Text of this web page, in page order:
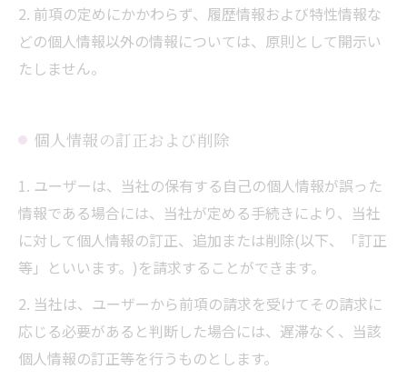
2. 前項の定めにかかわらず、履歴情報および特性情報な
どの個人情報以外の情報については、原則として開示い
たしません。
個人情報の訂正および削除
1. ユーザーは、当社の保有する自己の個人情報が誤った
情報である場合には、当社が定める手続きにより、当社
に対して個人情報の訂正、追加または削除(以下、「訂正
等」といいます。)を請求することができます。
2. 当社は、ユーザーから前項の請求を受けてその請求に
応じる必要があると判断した場合には、遅滞なく、当該
個人情報の訂正等を行うものとします。